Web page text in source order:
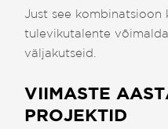
Just see
tulevikutalente
väljakutseid.
VIIMASTE
PROJEKTID